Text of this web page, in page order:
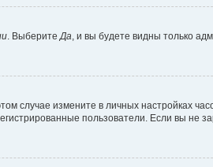
. Выберите Да , и вы будете видны только
случае измените в личных настройках
пользователи. Если вы не